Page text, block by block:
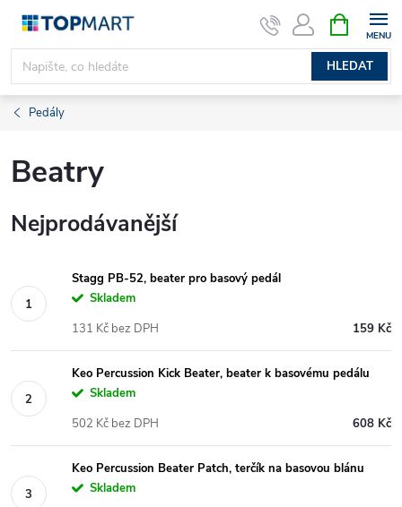
Přejít
obsah
HLEDAT
NÁKUPNÍ
KOŠÍK
Pedály
Beatry
Nejprodávanější
Stagg PB-52, beater pro basový pedál
Skladem
159 Kč
131 Kč bez DPH
Keo Percussion Kick Beater, beater k basovému pedálu
Skladem
608 Kč
502 Kč bez DPH
Keo Percussion Beater Patch, terčík na basovou blánu
Skladem